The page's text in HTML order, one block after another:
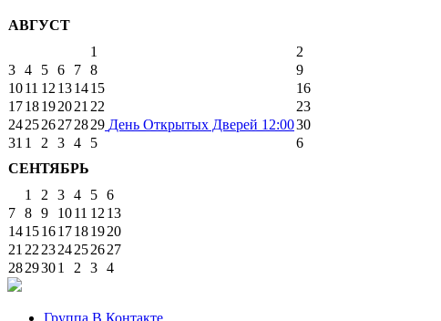
АВГУСТ
1
2
3 4 5 6 7 8
9
1011 12 131415
16
1718192021 22
23
242526272829 День Открытых Дверей 12:0030
31 1 2 3 4 5
6
СЕНТЯБРЬ
1
2 3 4 5 6
7 8 9 1011 12 13
14151617181920
21 22 2324252627
2829301 2 3 4
Группа В Контакте